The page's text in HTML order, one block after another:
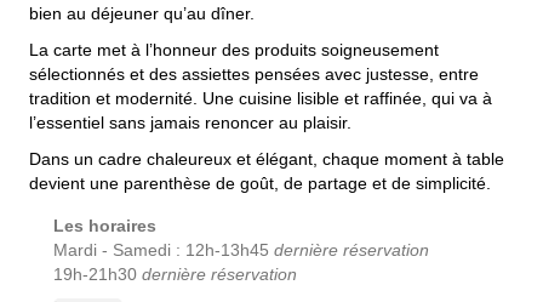
bien au déjeuner qu’au dîner.
La carte met à l’honneur des produits soigneusement
sélectionnés et des assiettes pensées avec justesse, entre
tradition et modernité. Une cuisine lisible et raffinée, qui va à
l’essentiel sans jamais renoncer au plaisir.
Dans un cadre chaleureux et élégant, chaque moment à table
devient une parenthèse de goût, de partage et de simplicité.
Les horaires
Mardi - Samedi : 12h-13h45 dernière réservation
19h-21h30 dernière réservation